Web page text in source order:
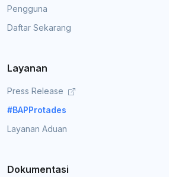
Pengguna
Daftar Sekarang
Layanan
Press Release
#BAPProtades
Layanan Aduan
Dokumentasi